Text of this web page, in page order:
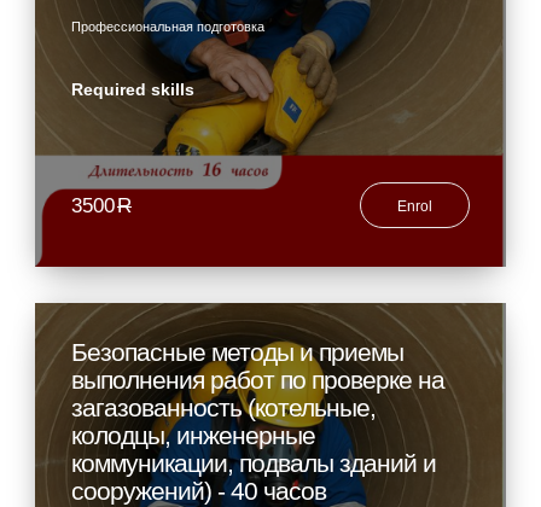
Профессиональная подготовка
Required skills
3500R Enrol
Безопасные методы и приемы
выполнения работ по проверке на
загазованность (котельные,
колодцы, инженерные
коммуникации, подвалы зданий и
сооружений) - 40 часов